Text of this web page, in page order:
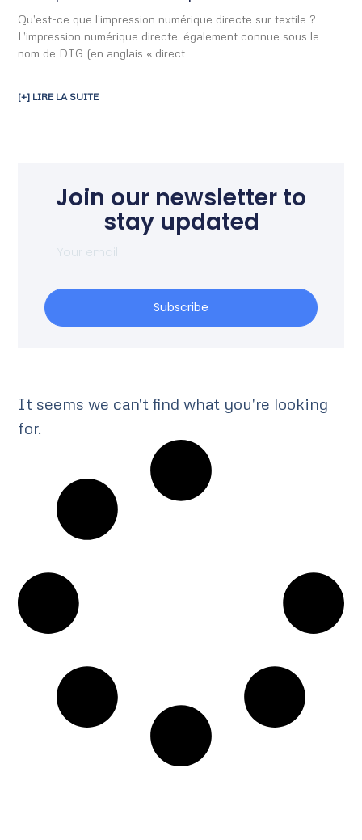
Qu’est-ce que l’impression numérique directe sur textile ?
L’impression numérique directe, également connue sous le
nom de DTG (en anglais « direct
[+] LIRE LA SUITE
Join our newsletter to
stay updated
Subscribe
It seems we can't find what you're looking
for.